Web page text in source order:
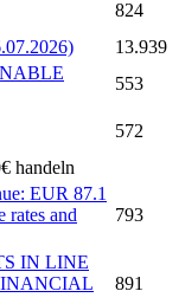
824
13.939
553
572
handeln
EUR 87.1
rates and
793
IN LINE
891